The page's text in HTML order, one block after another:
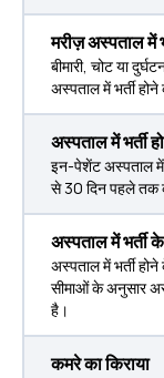
मरीज़ अस्पताल में
बीमारी, चोट या
अस्पताल में भर्ती
अस्पताल में भर्ती
इन-पेशेंट अस्पताल में
से 30 दिन पहले तक
अस्पताल में भर्ती
अस्‍पताल में भर्ती
सीमाओं के अनुसार
है।
कमरे का किराया